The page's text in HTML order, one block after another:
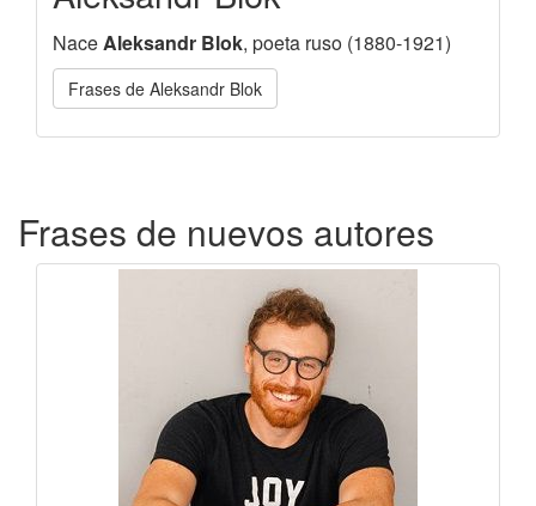
NaceAleksandr Blok, poeta ruso (1880-1921)
Frases de Aleksandr Blok
Frases de nuevos autores